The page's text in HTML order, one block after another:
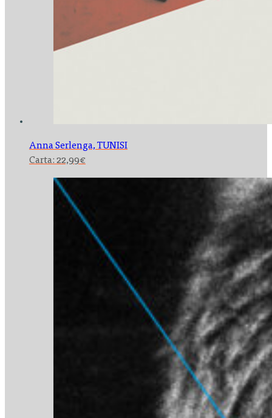
Anna Serlenga,TUNISI
Carta: 22,99€